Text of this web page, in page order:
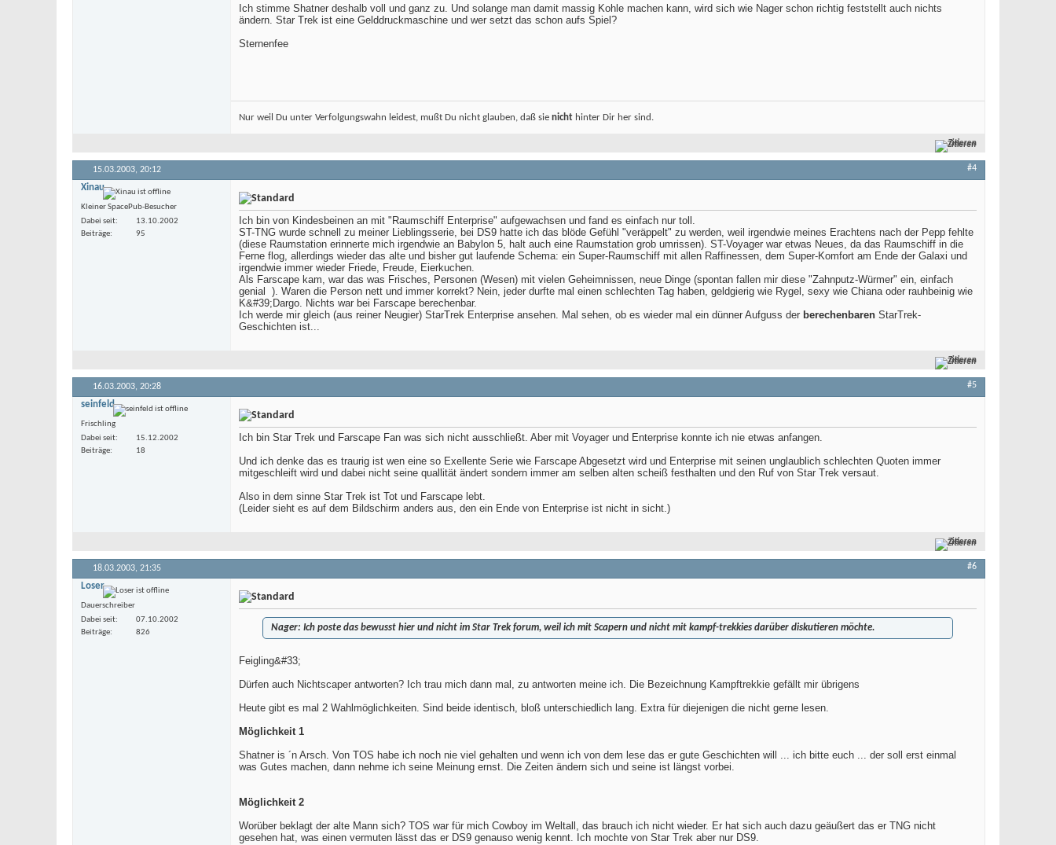
Ich stimme Shatner deshalb voll und ganz zu. Und solange man damit massig Kohle machen kann, wird sich wie Nager schon richtig feststellt auch nichts
ändern. Star Trek ist eine Gelddruckmaschine und wer setzt das schon aufs Spiel?
Sternenfee
Nur weil Du unter Verfolgungswahn leidest, mußt Du nicht glauben, daß sie nicht hinter Dir her sind.
Zitieren
15.03.2003, 20:12 #4
Xinau
Kleiner SpacePub-Besucher
Dabei seit
13.10.2002
Beiträge
95
Ich bin von Kindesbeinen an mit "Raumschiff Enterprise" aufgewachsen und fand es einfach nur toll.
ST-TNG wurde schnell zu meiner Lieblingsserie, bei DS9 hatte ich das blöde Gefühl "veräppelt" zu werden, weil irgendwie meines Erachtens nach der Pepp fehlte
(diese Raumstation erinnerte mich irgendwie an Babylon 5, halt auch eine Raumstation grob umrissen). ST-Voyager war etwas Neues, da das Raumschiff in die
Ferne flog, allerdings wieder das alte und bisher gut laufende Schema: ein Super-Raumschiff mit allen Raffinessen, dem Super-Komfort am Ende der Galaxi und
irgendwie immer wieder Friede, Freude, Eierkuchen.
Als Farscape kam, war das was Frisches, Personen (Wesen) mit vielen Geheimnissen, neue Dinge (spontan fallen mir diese "Zahnputz-Würmer" ein, einfach
genial
). Waren die Person nett und immer korrekt? Nein, jeder durfte mal einen schlechten Tag haben, geldgierig wie Rygel, sexy wie Chiana oder rauhbeinig wie
K&#39;Dargo. Nichts war bei Farscape berechenbar.
Ich werde mir gleich (aus reiner Neugier) StarTrek Enterprise ansehen. Mal sehen, ob es wieder mal ein dünner Aufguss der berechenbaren StarTrek-
Geschichten ist...
Zitieren
16.03.2003, 20:28 #5
seinfeld
Frischling
Dabei seit
15.12.2002
Beiträge
18
Ich bin Star Trek und Farscape Fan was sich nicht ausschließt. Aber mit Voyager und Enterprise konnte ich nie etwas anfangen.
Und ich denke das es traurig ist wen eine so Exellente Serie wie Farscape Abgesetzt wird und Enterprise mit seinen unglaublich schlechten Quoten immer
mitgeschleift wird und dabei nicht seine quallität ändert sondern immer am selben alten scheiß festhalten und den Ruf von Star Trek versaut.
Also in dem sinne Star Trek ist Tot und Farscape lebt.
(Leider sieht es auf dem Bildschirm anders aus, den ein Ende von Enterprise ist nicht in sicht.)
Zitieren
18.03.2003, 21:35 #6
Loser
Dauerschreiber
Dabei seit
07.10.2002
Beiträge
826 Nager: Ich poste das bewusst hier und nicht im Star Trek forum, weil ich mit Scapern und nicht mit kampf-trekkies darüber diskutieren möchte.
Feigling&#33;
Dürfen auch Nichtscaper antworten? Ich trau mich dann mal, zu antworten meine ich. Die Bezeichnung Kampftrekkie gefällt mir übrigens
Heute gibt es mal 2 Wahlmöglichkeiten. Sind beide identisch, bloß unterschiedlich lang. Extra für diejenigen die nicht gerne lesen.
Möglichkeit 1
Shatner is ´n Arsch. Von TOS habe ich noch nie viel gehalten und wenn ich von dem lese das er gute Geschichten will ... ich bitte euch ... der soll erst einmal
was Gutes machen, dann nehme ich seine Meinung ernst. Die Zeiten ändern sich und seine ist längst vorbei.
Möglichkeit 2
Worüber beklagt der alte Mann sich? TOS war für mich Cowboy im Weltall, das brauch ich nicht wieder. Er hat sich auch dazu geäußert das er TNG nicht
gesehen hat, was einen vermuten lässt das er DS9 genauso wenig kennt. Ich mochte von Star Trek aber nur DS9.